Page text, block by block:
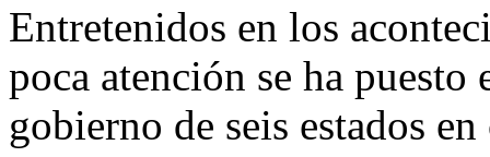
Entretenidos en los
poca atención se ha puesto
gobierno de seis estados